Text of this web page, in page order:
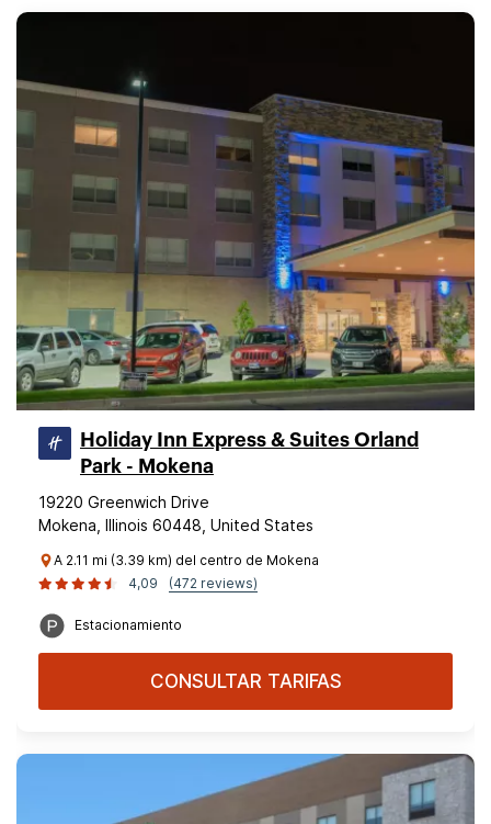
Holiday Inn Express & Suites Orland
Park - Mokena
19220 Greenwich Drive
Mokena, Illinois 60448, United States
A 2.11 mi (3.39 km) del centro de Mokena
4,09
(472 reviews)
Estacionamiento
CONSULTAR TARIFAS